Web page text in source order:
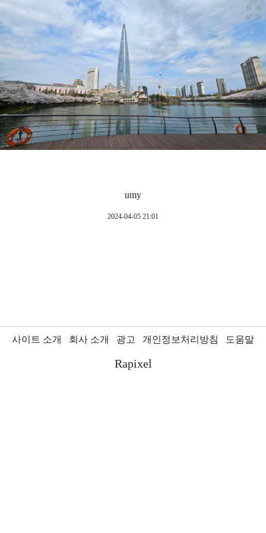
umy
2024-04-05 21:01
사이트 소개 회사 소개 광고 개인정보처리방침 도움말
Rapixel